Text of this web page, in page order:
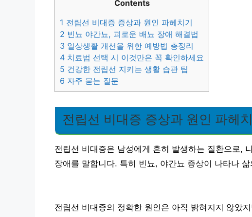
Contents
1 전립선 비대증 증상과 원인 파헤치기
2 빈뇨 야간뇨, 괴로운 배뇨 장애 해결법
3 일상생활 개선을 위한 예방법 총정리
4 치료법 선택 시 이것만은 꼭 확인하세요
5 건강한 전립선 지키는 생활 습관 팁
6 자주 묻는 질문
전립선 비대증 증상과 원인 파헤치
전립선 비대증은 남성에게 흔히 발생하는 질환으로,
장애를 말합니다. 특히 빈뇨, 야간뇨 증상이 나타나
전립선 비대증의 정확한 원인은 아직 밝혀지지 않았